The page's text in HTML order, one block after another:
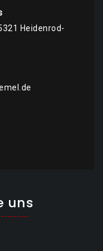
Heidenrod-
uns